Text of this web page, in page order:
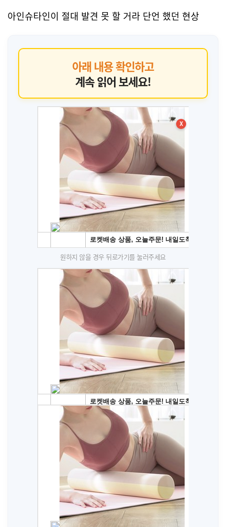
아인슈타인이 절대 발견 못 할 거라 단언 했던 현상
아래 내용 확인하고
계속 읽어 보세요!
X
원하지 않을 경우 뒤로가기를 눌러주세요